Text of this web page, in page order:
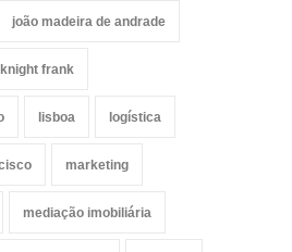
joão madeira de andrade
knight frank
lisboa logística
marketing
mediação imobiliária